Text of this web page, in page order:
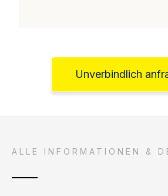
Unverbindlich
ALLE INFORMATIONEN &